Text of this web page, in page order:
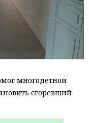
многодетной
сгоревший